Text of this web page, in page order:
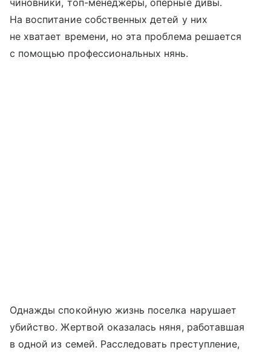
чиновники, топ-менеджеры, оперные дивы.
На воспитание собственных детей у них
не хватает времени, но эта проблема решается
с помощью профессиональных нянь.
Однажды спокойную жизнь поселка нарушает
убийство. Жертвой оказалась няня, работавшая
в одной из семей. Расследовать преступление,